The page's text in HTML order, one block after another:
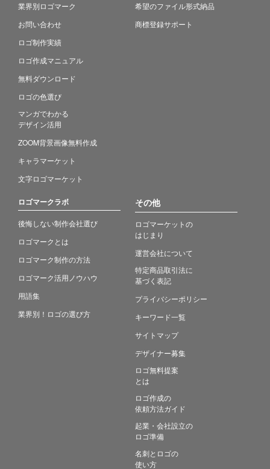
業界別ロゴマーク
お問い合わせ
ロゴ制作実績
ロゴ作成マニュアル
無料ダウンロード
ロゴの色選び
マンガでわかる
デザイン活用
ZOOM背景画像無料作成
キャラマーケット
文字ロゴマーケット
希望のファイル形式納品
商標登録サポート
ロゴマークラボ
後悔しない制作会社選び
ロゴマークとは
ロゴマーク制作の方法
ロゴマーク活用ノウハウ
用語集
業界別！ロゴの選び方
その他
ロゴマーケットの
はじまり
運営会社について
特定商品取引法に
基づく表記
プライバシーポリシー
キーワード一覧
サイトマップ
デザイナー募集
ロゴ無料提案
とは
ロゴ作成の
依頼方法ガイド
起業・会社設立の
ロゴ準備
名刺とロゴの
使い方